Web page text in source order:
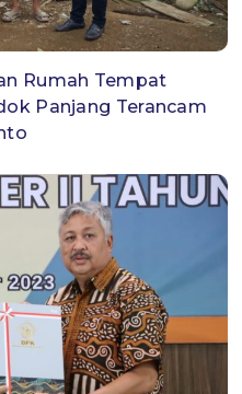
Rumah Tempat
Panjang Terancam